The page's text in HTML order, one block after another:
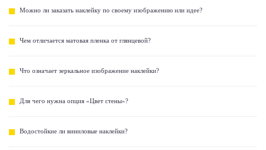
Можно ли заказать наклейку по своему изображению или идее?
Чем отличается матовая пленка от глянцевой?
Что означает зеркальное изображение наклейки?
Для чего нужна опция «Цвет стены»?
Водостойкие ли виниловые наклейки?